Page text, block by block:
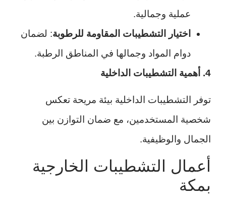
عملية وجمالية.
اختيار التشطيبات المقاومة للرطوبة: لضمان
دوام المواد وجمالها في المناطق الرطبة.
4. أهمية التشطيبات الداخلية
توفر التشطيبات الداخلية بيئة مريحة تعكس
شخصية المستخدمين، مع ضمان التوازن بين
الجمال والوظيفية.
أعمال التشطيبات الخارجية
بمكة